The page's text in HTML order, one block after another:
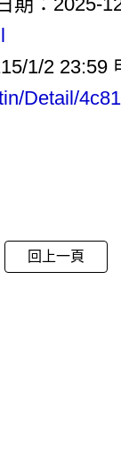
1/2 23:59
Detail/
回上一頁